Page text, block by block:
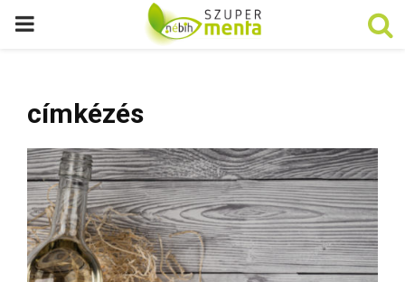
P
M
A
R
címkézés